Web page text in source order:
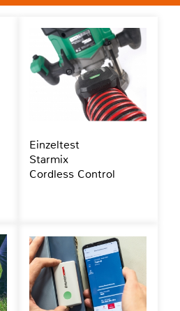
Einzeltest
Starmix
Cordless Control